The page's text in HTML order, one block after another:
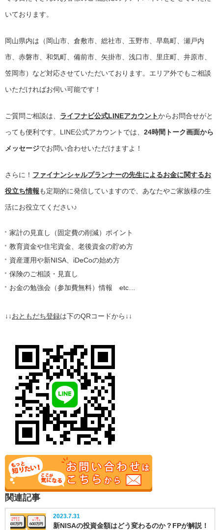
いております。
岡山県内は（岡山市、倉敷市、総社市、玉野市、早島町、瀬戸内
市、赤磐市、和気町、備前市、矢掛市、浅口市、里庄町、井原市、
笠岡市）など対応させていただいております。エリア外でもご相談
いただければお伺い可能です！
ご質問ご相談は、 ライフナビ公式LINEアカウントからお問合せがと
っても便利です。LINE公式アカウントでは、 24時間トーク画面から
メッセージでお問い合わせいただけますよ！
さらに！ ファイナンシャルプランナーの先生によるお金に関するお
役立ち情報も定期的に発信していますので、あなたやご家族様の生
活にお役立てください♪
家計の見直し（固定費の削減）ポイント
教育資金や住宅資金、老後資金の貯め方
資産運用や新NISA、iDeCoの始め方
保険のご相談・見直し
お金の勉強会（参加費無料）情報 etc…
↓↓おともだち登録は下のQRコードから↓↓
関連記事
2023.7.31
新NISAの投資金額はどう変わるのか？FPが解説！